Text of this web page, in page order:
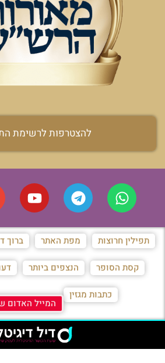
להצטרפות לרשימת
תפילין חרוצות מפת האתר ברוך
קסת הסופר הנצפים ביותר
כתבות מגזין
המייל האדום